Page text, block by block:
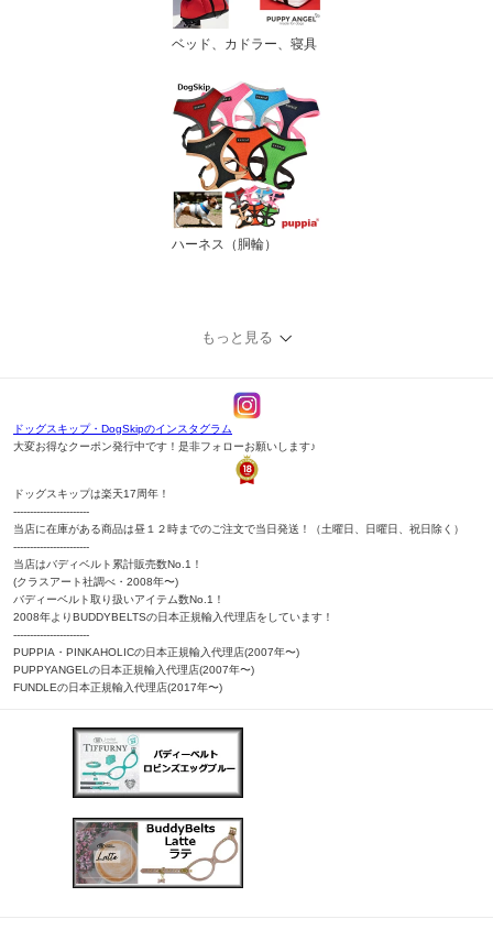
ベッド、カドラー、寝具
ハーネス（胴輪）
もっと見る
ドッグスキップ・DogSkipのインスタグラム
大変お得なクーポン発行中です！是非フォローお願いします♪
ドッグスキップは楽天17周年！
-----------------------
当店に在庫がある商品は昼１２時までのご注文で当日発送！（土曜日、日曜日、祝日除く）
-----------------------
当店はバディベルト累計販売数No.1！
(クラスアート社調べ・2008年〜)
バディーベルト取り扱いアイテム数No.1！
2008年よりBUDDYBELTSの日本正規輸入代理店をしています！
-----------------------
PUPPIA・PINKAHOLICの日本正規輸入代理店(2007年〜)
PUPPYANGELの日本正規輸入代理店(2007年〜)
FUNDLEの日本正規輸入代理店(2017年〜)